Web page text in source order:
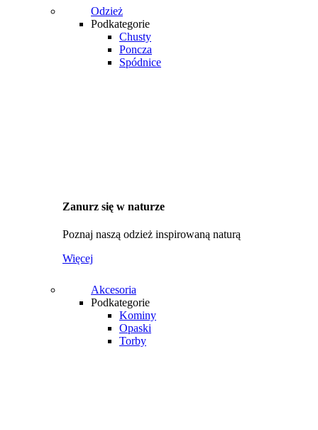
Odzież
Podkategorie
Chusty
Poncza
Spódnice
Zanurz się w naturze
Poznaj naszą odzież inspirowaną naturą
Więcej
Akcesoria
Podkategorie
Kominy
Opaski
Torby